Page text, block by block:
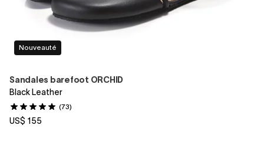
Nouveauté
Sandales barefoot ORCHID
Black Leather
(73)
US$ 155